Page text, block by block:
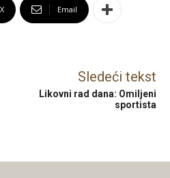
X Email
Sledeći tekst
Likovni rad dana: Omiljeni
sportista